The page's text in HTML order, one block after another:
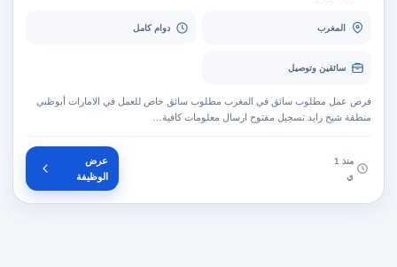
المغرب دوام كامل
سائقين وتوصيل
فرص عمل مطلوب سائق في المغرب مطلوب سائق خاص للعمل في الامارات أبوظبي
منطقة شيخ زايد تسجيل مفتوح ارسال معلومات كافية…
منذ 1
ي
عرض
الوظيفة